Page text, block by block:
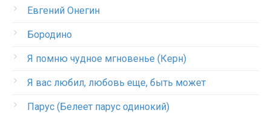
Евгений Онегин
Бородино
Я помню чудное мгновенье (Керн)
Я вас любил, любовь еще, быть может
Парус (Белеет парус одинокий)